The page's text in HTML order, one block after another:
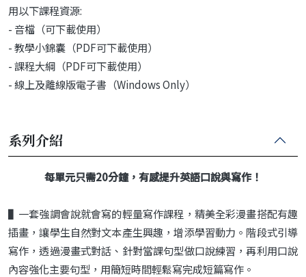
用以下課程資源:
- 音檔（可下載使用）
- 教學小錦囊（PDF可下載使用）
- 課程大綱（PDF可下載使用）
- 線上及離線版電子書（Windows Only）
系列介紹
每單元只需20分鐘，有感提升英語口說與寫作！
▌一套強調會說就會寫的輕量寫作課程，精美全彩漫畫搭配有趣
插畫，讓學生自然對文本產生興趣，增添學習動力。階段式引導
寫作，透過漫畫式對話、針對當課句型做口說練習，再利用口說
內容強化主要句型，用簡短時間輕鬆寫完成短篇寫作。